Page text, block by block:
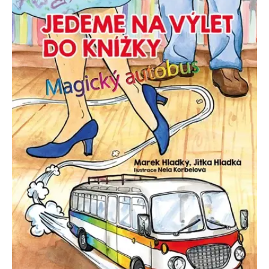
se měly zobrazovat a
které by mohly být
relevantní pro
koncového uživatele,
který si prohlíží web.
MUID
Microsoft
Corporation
.clarity.ms
1 rok
Tento soubor cookie je v
Microsoftu široce
používán jako jedinečný
identifikátor uživatele.
Lze jej nastavit pomocí
vložených skriptů
Microsoft. Široce se věří,
že se synchronizuje s
mnoha různými
doménami společnosti
Microsoft, což umožňuje
sledování uživatelů.
sid
.seznam.cz 1 měsíc
Toto je velmi běžný
název souboru cookie,
ale pokud je nalezen
jako soubor cookie
relace, bude
pravděpodobně použit
jako pro správu stavu
relace.
_gcl_au
Google LLC
.grada.cz
3 měsíce
Tento soubor cookie
nastavuje společnost
Doubleclick a provádí
informace o tom, jak